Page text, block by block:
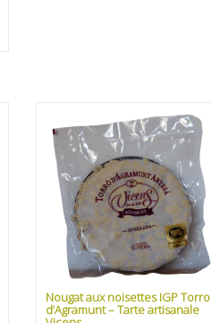
Nougat aux noisettes IGP Torro
d’Agramunt – Tarte artisanale